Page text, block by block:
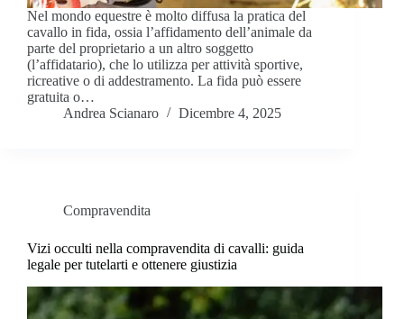
Nel mondo equestre è molto diffusa la pratica del
cavallo in fida, ossia l’affidamento dell’animale da
parte del proprietario a un altro soggetto
(l’affidatario), che lo utilizza per attività sportive,
ricreative o di addestramento. La fida può essere
gratuita o…
Andrea Scianaro
Dicembre 4, 2025
Compravendita
Vizi occulti nella compravendita di cavalli: guida
legale per tutelarti e ottenere giustizia